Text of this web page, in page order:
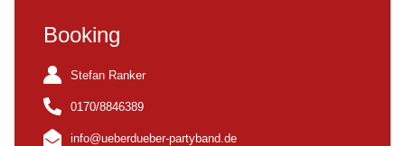
Booking
Stefan Ranker
0170/8846389
info@ueberdueber-partyband.de